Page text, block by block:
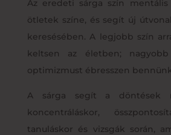
Az eredeti sárga szín mentális
ötletek színe, és segít új
keresésében. A legjobb szín
keltsen az életben;
optimizmust ébresszen
A sárga segít a döntések
koncentráláskor,
tanuláskor és vizsgák során,